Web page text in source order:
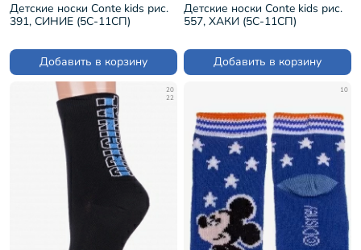
Детские носки Conte kids рис.
391, СИНИЕ (5С-11СП)
Добавить в корзину
Детские носки Conte kids рис.
557, ХАКИ (5С-11СП)
Добавить в корзину
20
22
10